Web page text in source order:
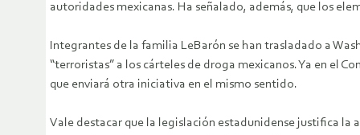
autoridades mexicanas. Ha señalado, además, que los
Integrantes de la familia LeBarón se han trasladado a
“terroristas” a los cárteles de droga mexicanos. Ya en el
que enviará otra iniciativa en el mismo sentido.
Vale destacar que la legislación estadunidense justifica la